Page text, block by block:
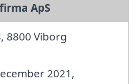
ApS
8800 Viborg
2021,